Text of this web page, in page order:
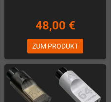
48,00 €
ZUM PRODUKT